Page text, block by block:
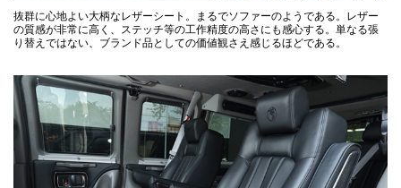
抜群に心地よい大柄なレザーシート。まるでソファーのようである。レザー
の質感が非常に高く、ステッチ等の工作精度の高さにも感心する。単なる張
り替えではない、ブランド品としての価値観さえ感じるほどである。